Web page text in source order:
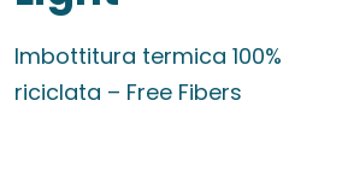
Imbottitura termica 100%
riciclata – Free Fibers